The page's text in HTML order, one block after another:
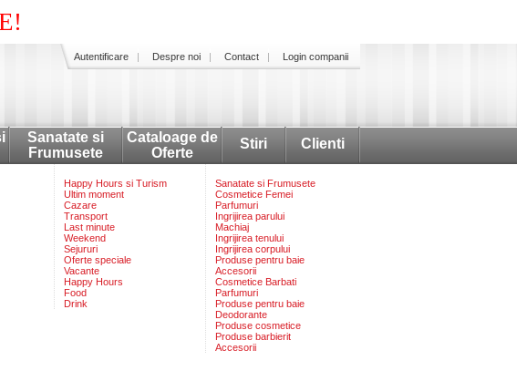
Autentificare Despre noi Contact Login companii
Sanatate si
Frumusete
Cataloage de
Oferte
Stiri Clienti
Happy Hours si Turism
Ultim moment
Cazare
Transport
Last minute
Weekend
Sejururi
Oferte speciale
Vacante
Happy Hours
Food
Drink
Sanatate si Frumusete
Cosmetice Femei
Parfumuri
Ingrijirea parului
Machiaj
Ingrijirea tenului
Ingrijirea corpului
Produse pentru baie
Accesorii
Cosmetice Barbati
Parfumuri
Produse pentru baie
Deodorante
Produse cosmetice
Produse barbierit
Accesorii